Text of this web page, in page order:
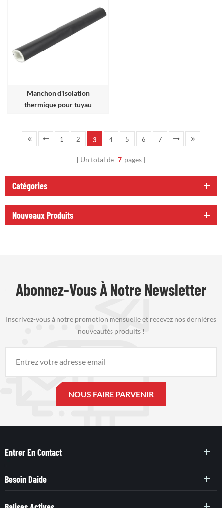
Manchon d'isolation
thermique pour tuyau
1 2 3 4 5 6 7
Un total de 7 pages
Catégories
Nouveaux Produits
Abonnez-Vous À Notre Newsletter
Inscrivez-vous à notre promotion mensuelle et recevez nos dernières
nouveautés produits !
Entrer En Contact
Besoin Daide